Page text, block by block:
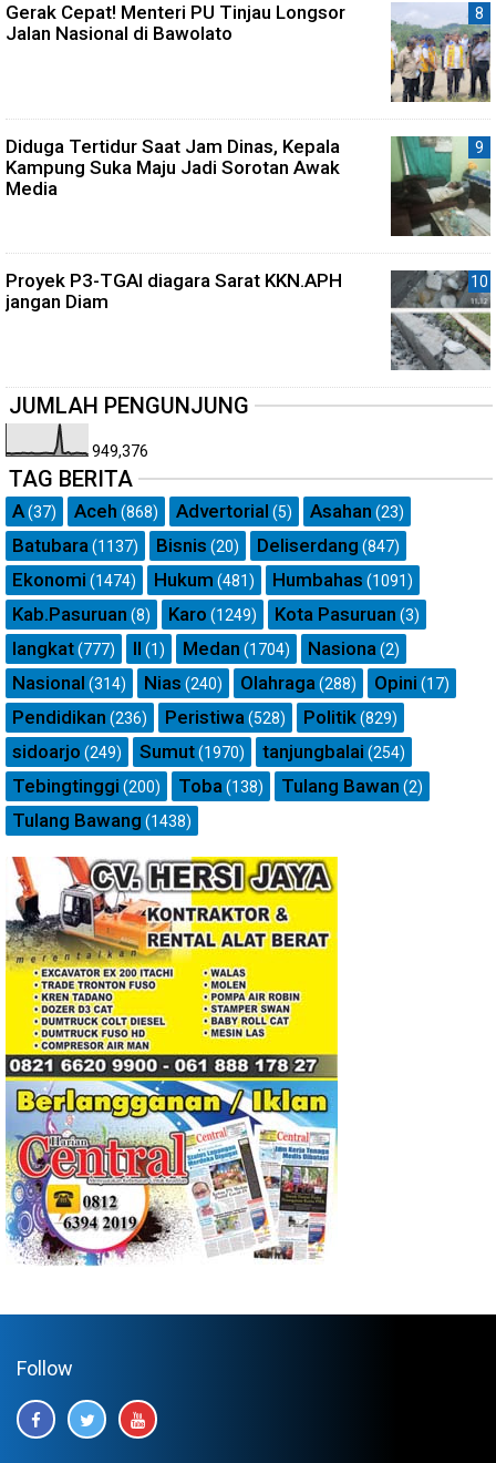
Gerak Cepat! Menteri PU Tinjau Longsor
Jalan Nasional di Bawolato
Diduga Tertidur Saat Jam Dinas, Kepala
Kampung Suka Maju Jadi Sorotan Awak
Media
Proyek P3-TGAI diagara Sarat KKN.APH
jangan Diam
JUMLAH PENGUNJUNG
949,376
TAG BERITA
A(37) Aceh (868) Advertorial (5) Asahan (23)
Batubara(1137) Bisnis (20) Deliserdang (847)
Ekonomi (1474) Hukum (481) Humbahas (1091)
Kab.Pasuruan (8) Karo (1249) Kota Pasuruan (3)
langkat(777) ll (1) Medan (1704) Nasiona(2)
Nasional (314) Nias (240) Olahraga(288) Opini (17)
Pendidikan (236) Peristiwa(528) Politik(829)
sidoarjo (249) Sumut(1970) tanjungbalai (254)
Tebingtinggi (200) Toba(138) Tulang Bawan (2)
Tulang Bawang (1438)
Follow